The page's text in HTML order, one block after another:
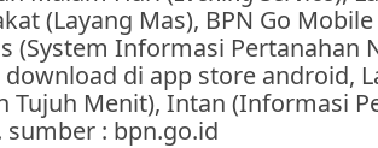
(Layang Mas), BPN Go
(System Informasi Pertanahan
download di app store android,
Tujuh Menit), Intan (Informasi
sumber : bpn.go.id